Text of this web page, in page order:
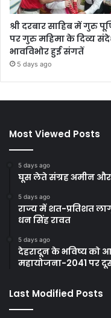
श्री दरबार साहिब में गुरु
पर गुरु महिमा के दिव्य
भावविभोर हुई संगतें
5 days ago
Most Viewed Posts
5 days ago
घूस लेते संग्रह अमीन और
5 days ago
राज्य में शत-प्रतिशत
धन सिंह रावत
5 days ago
देहरादून के भविष्य को
महायोजना-2041 पर
Last Modified Posts